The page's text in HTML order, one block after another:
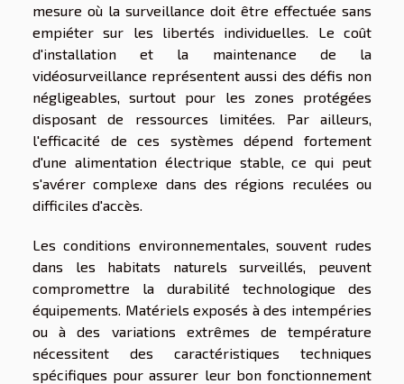
mesure où la surveillance doit être effectuée sans
empiéter sur les libertés individuelles. Le coût
d'installation et la maintenance de la
vidéosurveillance représentent aussi des défis non
négligeables, surtout pour les zones protégées
disposant de ressources limitées. Par ailleurs,
l'efficacité de ces systèmes dépend fortement
d'une alimentation électrique stable, ce qui peut
s'avérer complexe dans des régions reculées ou
difficiles d'accès.
Les conditions environnementales, souvent rudes
dans les habitats naturels surveillés, peuvent
compromettre la durabilité technologique des
équipements. Matériels exposés à des intempéries
ou à des variations extrêmes de température
nécessitent des caractéristiques techniques
spécifiques pour assurer leur bon fonctionnement